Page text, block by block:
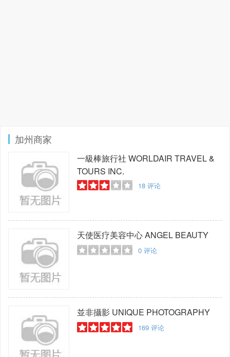
加州商家
一級棒旅行社 WORLDAIR TRAVEL &
TOURS INC.
18评论
天使医疗美容中心ANGEL BEAUTY
0评论
並非攝影UNIQUE PHOTOGRAPHY
169评论